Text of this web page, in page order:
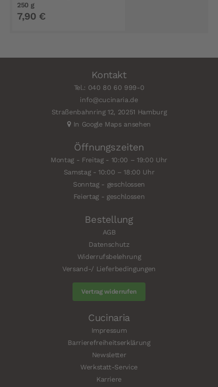
250 g
7,90 €
Kontakt
Tel.: 040 80 60 999-0
info@cucinaria.de
Straßenbahnring 12, 20251 Hamburg
In Google Maps ansehen
Öffnungszeiten
Montag - Freitag - 10:00 – 19:00 Uhr
Samstag - 10:00 – 18:00 Uhr
Sonntag - geschlossen
Feiertag - geschlossen
Bestellung
AGB
Datenschutz
Widerrufsbelehrung
Versand-/ Lieferbedingungen
Vertrag widerrufen
Cucinaria
Impressum
Barrierefreiheitserklärung
Newsletter
Werkstatt-Service
Karriere